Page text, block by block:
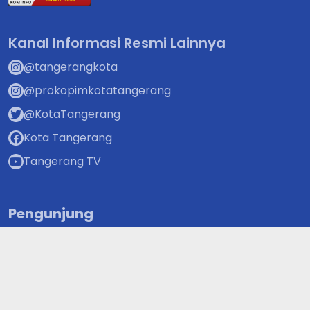
Kanal Informasi Resmi Lainnya
@tangerangkota
@prokopimkotatangerang
@KotaTangerang
Kota Tangerang
Tangerang TV
Pengunjung